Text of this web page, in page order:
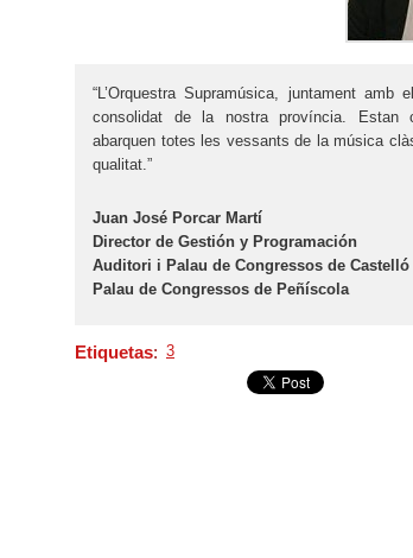
“L’Orquestra Supramúsica, juntament
consolidat de la nostra província. Estan
abarquen totes les vessants de la música
qualitat.”
Juan José Porcar Martí
Director de Gestión y Programación
Auditori i Palau de Congressos de Castelló
Palau de Congressos de Peñíscola
Etiquetas: 3